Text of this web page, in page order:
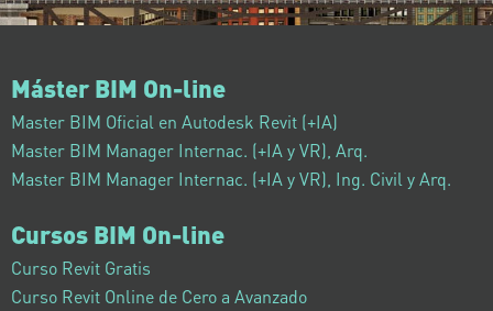
Máster BIM On-line
Master BIM Oficial en Autodesk Revit (+IA)
Master BIM Manager Internac. (+IA y VR), Arq.
Master BIM Manager Internac. (+IA y VR), Ing. Civil y Arq.
Cursos BIM On-line
Curso Revit Gratis
Curso Revit Online de Cero a Avanzado